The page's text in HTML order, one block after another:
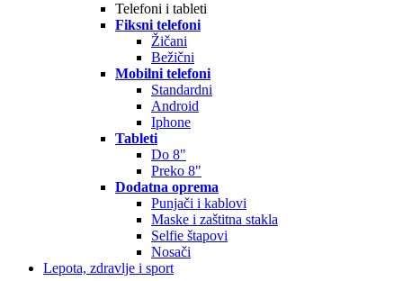
Telefoni i tableti
Fiksni telefoni
Žičani
Bežični
Mobilni telefoni
Standardni
Android
Iphone
Tableti
Do 8"
Preko 8"
Dodatna oprema
Punjači i kablovi
Maske i zaštitna stakla
Selfie štapovi
Nosači
Lepota, zdravlje i sport